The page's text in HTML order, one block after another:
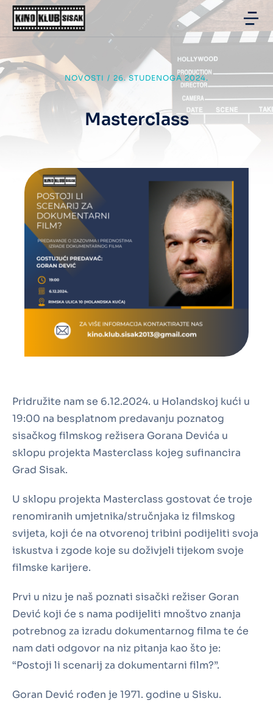
NOVOSTI / 26. STUDENOGA 2024.
Masterclass
Pridružite nam se 6.12.2024. u Holandskoj kući u
19:00 na besplatnom predavanju poznatog
sisačkog filmskog režisera Gorana Devića u
sklopu projekta Masterclass kojeg sufinancira
Grad Sisak.
U sklopu projekta Masterclass gostovat će troje
renomiranih umjetnika/stručnjaka iz filmskog
svijeta, koji će na otvorenoj tribini podijeliti svoja
iskustva i zgode koje su doživjeli tijekom svoje
filmske karijere.
Prvi u nizu je naš poznati sisački režiser Goran
Dević koji će s nama podijeliti mnoštvo znanja
potrebnog za izradu dokumentarnog filma te će
nam dati odgovor na niz pitanja kao što je:
“Postoji li scenarij za dokumentarni film?”.
Goran Dević rođen je 1971. godine u Sisku.